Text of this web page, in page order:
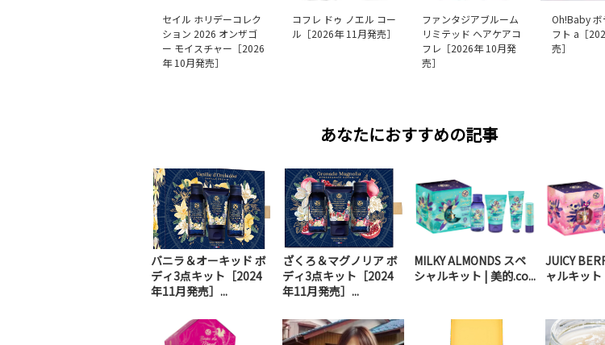
セイル ホリデーコレク
ション 2026 オンザゴ
ー モイスチャー［2026
年 10月発売］
コフレ ドゥ ノエル コー
ル［2026年 11月発売］
ファンタジアブルーム
リミテッド ヘアケアコ
フレ［2026年 10月発
売］
Oh!Baby ボ
フト a［
売］
あなたにおすすめの記事
バニラ＆オーキッド ボ
ディ3点キット［2024
年11月発売］...
ざくろ＆マグノリア ボ
ディ3点キット［2024
年11月発売］...
MILKY ALMONDS スペ
シャルキット | 美的.co...
JUICY
ャルキッ